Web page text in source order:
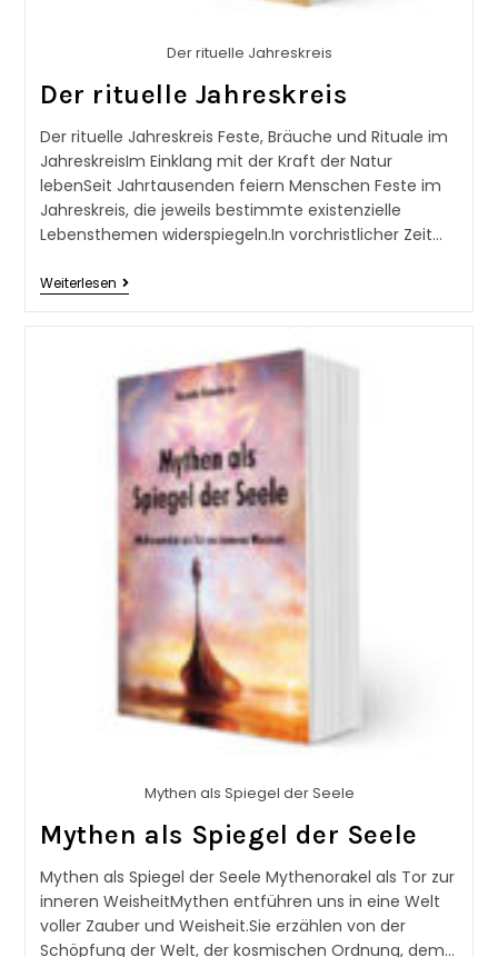
Der rituelle Jahreskreis
Der rituelle Jahreskreis
Der rituelle Jahreskreis Feste, Bräuche und Rituale im
JahreskreisIm Einklang mit der Kraft der Natur
lebenSeit Jahrtausenden feiern Menschen Feste im
Jahreskreis, die jeweils bestimmte existenzielle
Lebensthemen widerspiegeln.In vorchristlicher Zeit…
Weiterlesen
Mythen als Spiegel der Seele
Mythen als Spiegel der Seele
Mythen als Spiegel der Seele Mythenorakel als Tor zur
inneren WeisheitMythen entführen uns in eine Welt
voller Zauber und Weisheit.Sie erzählen von der
Schöpfung der Welt, der kosmischen Ordnung, dem…